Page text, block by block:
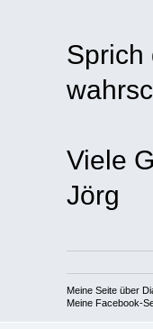
Sprich
Viele
Jörg
Meine Seite über
Meine Facebook-